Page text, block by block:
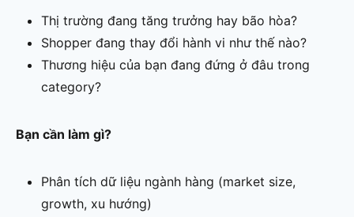
Thị trường đang tăng trưởng hay bão hòa?
Shopper đang thay đổi hành vi như thế nào?
Thương hiệu của bạn đang đứng ở đâu trong
category?
Bạn cần làm gì?
Phân tích dữ liệu ngành hàng (market size,
growth, xu hướng)